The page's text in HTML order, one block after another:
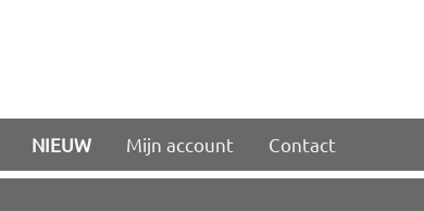
NIEUW Mijn account Contact